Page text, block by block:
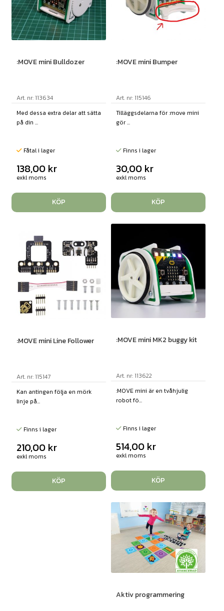
:MOVE mini Bulldozer
Art. nr: 113634
Med dessa extra delar att sätta
på din ...
Fåtal i lager
138,00 kr
exkl moms
KÖP
:MOVE mini Bumper
Art. nr: 115146
Tilläggsdelarna för :move mini
gör ...
Finns i lager
30,00 kr
exkl moms
KÖP
:MOVE mini Line Follower
Art. nr: 115147
Kan antingen följa en mörk
linje på...
Finns i lager
210,00 kr
exkl moms
KÖP
:MOVE mini MK2 buggy kit
Art. nr: 113622
:MOVE mini är en tvåhjulig
robot fö...
Finns i lager
514,00 kr
exkl moms
KÖP
Aktiv programmering